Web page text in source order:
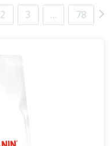
2 3 … 78